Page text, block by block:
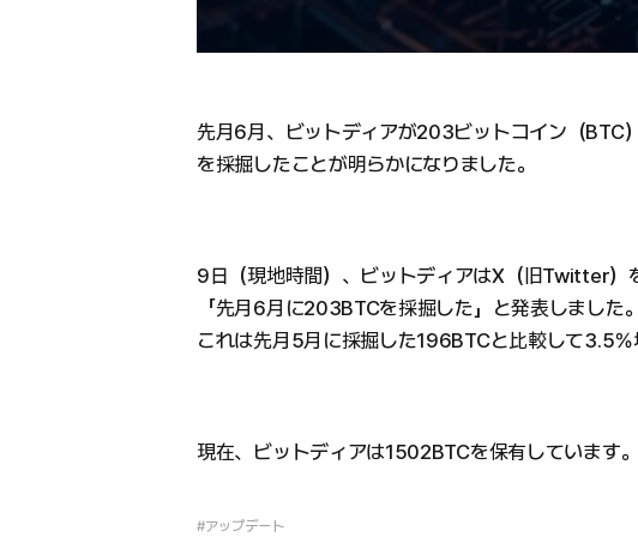
先月6月、ビットディアが203ビットコイン（BTC）
を採掘したことが明らかになりました。
9日（現地時間）、ビットディアはX（旧Twitter）
「先月6月に203BTCを採掘した」と発表しました。
これは先月5月に採掘した196BTCと比較して3.5％
現在、ビットディアは1502BTCを保有しています。
#アップデート